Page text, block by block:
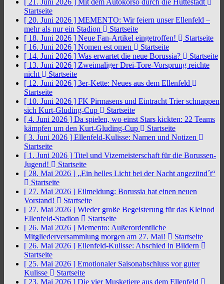
[ 21. Juni 2026 ] Mit dem Autokorso durch die Hüttestadt
Startseite
[ 20. Juni 2026 ] MEMENTO: Wir feiern unser Ellenfeld –
mehr als nur ein Stadion
Startseite
[ 18. Juni 2026 ] Neue Fan-Artikel eingetroffen!
Startseite
[ 16. Juni 2026 ] Nomen est omen
Startseite
[ 14. Juni 2026 ] Was erwartet die neue Borussia?
Startseite
[ 13. Juni 2026 ] Zweimaliger Drei-Tore-Vorsprung reichte
nicht
Startseite
[ 12. Juni 2026 ] 3er-Kette: Neues aus dem Ellenfeld
Startseite
[ 10. Juni 2026 ] FK Pirmasens und Eintracht Trier schnappen
sich Kurt-Gluding-Cup
Startseite
[ 4. Juni 2026 ] Da spielen, wo einst Stars kickten: 22 Teams
kämpfen um den Kurt-Gluding-Cup
Startseite
[ 3. Juni 2026 ] Ellenfeld-Kulisse: Namen und Notizen
Startseite
[ 1. Juni 2026 ] Titel und Vizemeisterschaft für die Borussen-
Jugend!
Startseite
[ 28. Mai 2026 ] „Ein helles Licht bei der Nacht angezünd´t“
Startseite
[ 27. Mai 2026 ] Eilmeldung: Borussia hat einen neuen
Vorstand!
Startseite
[ 27. Mai 2026 ] Wieder große Begeisterung für das Kleinod
Ellenfeld-Stadion
Startseite
[ 26. Mai 2026 ] Memento: Außerordentliche
Mitgliederversammlung morgen am 27. Mai!
Startseite
[ 26. Mai 2026 ] Ellenfeld-Kulisse: Abschied in Bildern
Startseite
[ 25. Mai 2026 ] Emotionaler Saisonabschluss vor guter
Kulisse
Startseite
[ 23. Mai 2026 ] Die vier Musketiere aus dem Ellenfeld